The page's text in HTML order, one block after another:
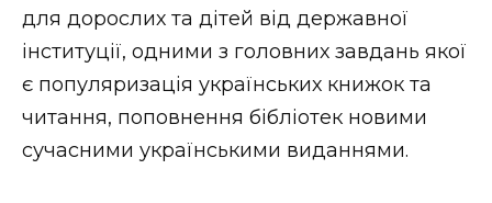
Втрачений Ужгород (відеоверсія)
ЗАКАРПАТСЬКІ НОВИНИ
для дорослих та дітей від державної
інституції, одними з головних завдань якої
є популяризація українських книжок та
читання, поповнення бібліотек новими
сучасними українськими виданнями.